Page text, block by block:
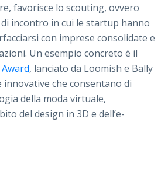
favorisce lo scouting, ovvero
incontro in cui le startup hanno
con imprese consolidate e
Un esempio concreto è il
, lanciato da Loomish e Bally
innovative che consentano di
della moda virtuale,
del design in 3D e dell’e-